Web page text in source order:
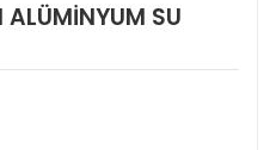
ALÜMİNYUM SU